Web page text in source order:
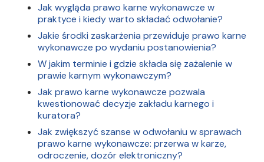
Jak wygląda prawo karne wykonawcze w
praktyce i kiedy warto składać odwołanie?
Jakie środki zaskarżenia przewiduje prawo karne
wykonawcze po wydaniu postanowienia?
W jakim terminie i gdzie składa się zażalenie w
prawie karnym wykonawczym?
Jak prawo karne wykonawcze pozwala
kwestionować decyzje zakładu karnego i
kuratora?
Jak zwiększyć szanse w odwołaniu w sprawach
prawo karne wykonawcze: przerwa w karze,
odroczenie, dozór elektroniczny?